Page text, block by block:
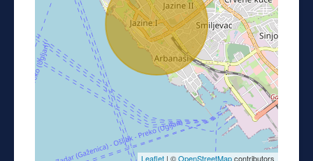
Leaflet | ©OpenStreetMapcontributors